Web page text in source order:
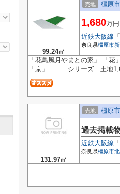
99.24㎡
売地 橿原
1,680万円
近鉄大阪線 「
奈良県橿原市
「花鳥風月やまとの家」 「
「京」 シリーズ 土地
131.97㎡
売地 橿原
過去掲載
近鉄大阪線 「
奈良県橿原市